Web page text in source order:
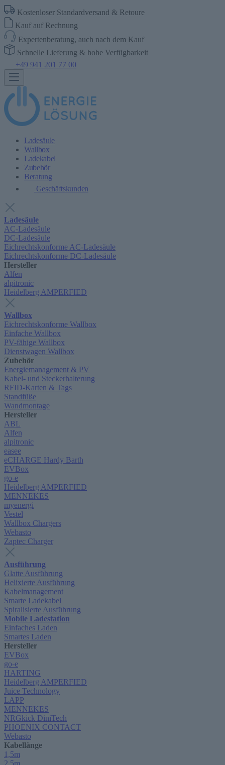
Kostenloser Standardversand & Retoure
Kauf auf Rechnung
Expertenberatung, auch nach dem Kauf
Schnelle Lieferung & hohe Verfügbarkeit
+49 941 201 77 00
Ladesäule
Wallbox
Ladekabel
Zubehör
Beratung
Geschäftskunden
Ladesäule
AC-Ladesäule
DC-Ladesäule
Eichrechtskonforme AC-Ladesäule
Eichrechtskonforme DC-Ladesäule
Hersteller
Alfen
alpitronic
Heidelberg AMPERFIED
Wallbox
Eichrechtskonforme Wallbox
Einfache Wallbox
PV-fähige Wallbox
Dienstwagen Wallbox
Zubehör
Energiemanagement & PV
Kabel- und Steckerhalterung
RFID-Karten & Tags
Standfüße
Wandmontage
Hersteller
ABL
Alfen
alpitronic
easee
eCHARGE Hardy Barth
EVBox
go-e
Heidelberg AMPERFIED
MENNEKES
myenergi
Vestel
Wallbox Chargers
Webasto
Zaptec Charger
Ausführung
Glatte Ausführung
Helixierte Ausführung
Kabelmanagement
Smarte Ladekabel
Spiralisierte Ausführung
Mobile Ladestation
Einfaches Laden
Smartes Laden
Hersteller
EVBox
go-e
HARTING
Heidelberg AMPERFIED
Juice Technology
LAPP
MENNEKES
NRGkick DiniTech
PHOENIX CONTACT
Webasto
Kabellänge
1,5m
2,5m